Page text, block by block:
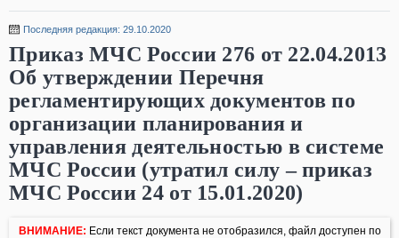
Последняя редакция: 29.10.2020
Приказ МЧС России 276 от 22.04.2013
Об утверждении Перечня
регламентирующих документов по
организации планирования и
управления деятельностью в системе
МЧС России (утратил силу – приказ
МЧС России 24 от 15.01.2020)
ВНИМАНИЕ: Если текст документа не отобразился, файл доступен по